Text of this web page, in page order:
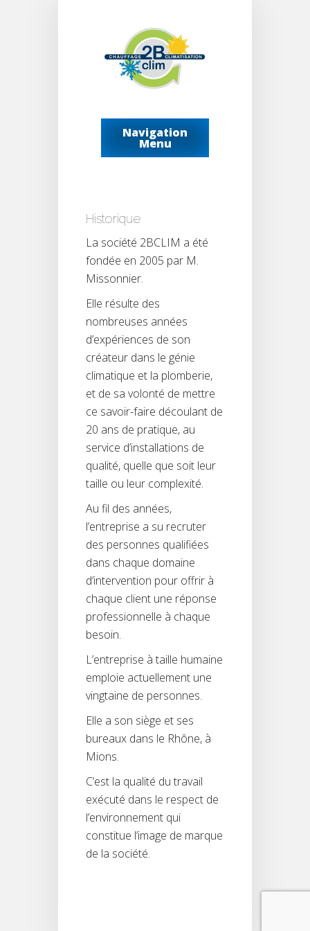
Navigation
Menu
Historique
La société 2BCLIM a été
fondée en 2005 par M.
Missonnier.
Elle résulte des
nombreuses années
d’expériences de son
créateur dans le génie
climatique et la plomberie,
et de sa volonté de mettre
ce savoir-faire découlant de
20 ans de pratique, au
service d’installations de
qualité, quelle que soit leur
taille ou leur complexité.
Au fil des années,
l’entreprise a su recruter
des personnes qualifiées
dans chaque domaine
d’intervention pour offrir à
chaque client une réponse
professionnelle à chaque
besoin.
L’entreprise à taille humaine
emploie actuellement une
vingtaine de personnes.
Elle a son siège et ses
bureaux dans le Rhône, à
Mions.
C’est la qualité du travail
exécuté dans le respect de
l’environnement qui
constitue l’image de marque
de la société.